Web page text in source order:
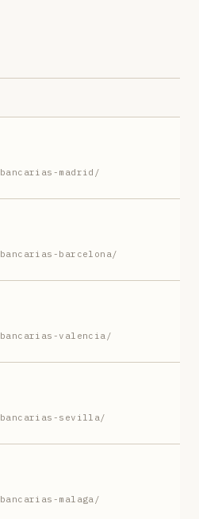
madrid/
barcelona/
bancarias-valencia/
bancarias-sevilla/
malaga/